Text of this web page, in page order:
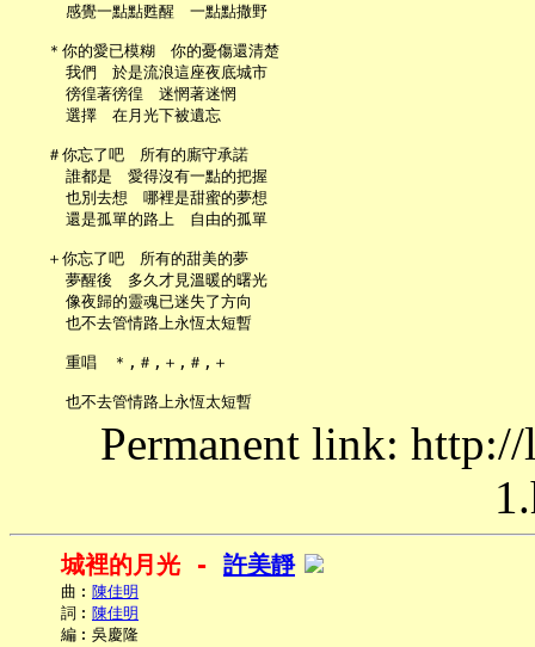
     感覺一點點甦醒　一點點撒野
   ＊你的愛已模糊　你的憂傷還清楚
     我們　於是流浪這座夜底城市
     徬徨著徬徨　迷惘著迷惘
     選擇　在月光下被遺忘
   ＃你忘了吧　所有的廝守承諾
     誰都是　愛得沒有一點的把握
     也別去想　哪裡是甜蜜的夢想
     還是孤單的路上　自由的孤單
   ＋你忘了吧　所有的甜美的夢
     夢醒後　多久才見溫暖的曙光
     像夜歸的靈魂已迷失了方向
     也不去管情路上永恆太短暫
     重唱　＊,＃,＋,＃,＋
Permanent link:
城裡的月光 - 許美靜
     曲︰
陳佳明
     詞︰
陳佳明
     編︰吳慶隆